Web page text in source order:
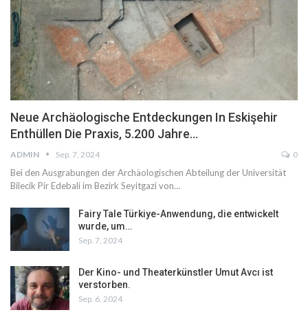
Neue Archäologische Entdeckungen In Eskişehir
Enthüllen Die Praxis, 5.200 Jahre…
ADMIN Sep. 7, 2024 0
Bei den Ausgrabungen der Archäologischen Abteilung der Universität
Bilecik Pir Edebali im Bezirk Seyitgazi von…
Fairy Tale Türkiye-Anwendung, die entwickelt
wurde, um…
Sep. 7, 2024
Der Kino- und Theaterkünstler Umut Avcı ist
verstorben.
Sep. 6, 2024